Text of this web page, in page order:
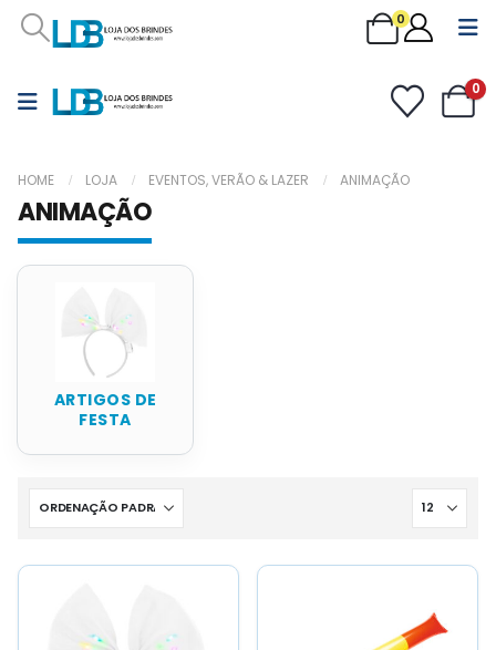
0
0
HOME LOJA EVENTOS, VERÃO & LAZER ANIMAÇÃO
ANIMAÇÃO
ARTIGOS DE
FESTA
multiple
multiple